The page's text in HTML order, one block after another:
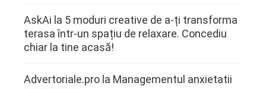
AskAi la 5 moduri creative de a-ți transforma
terasa într-un spațiu de relaxare. Concediu
chiar la tine acasă!
Advertoriale.pro la Managementul anxietatii